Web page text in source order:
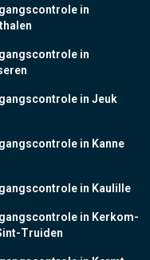
in
in
in Jeuk
in Kanne
in Kaulille
in Kerkom-
Truiden